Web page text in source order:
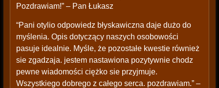
Pozdrawiam!” – Pan Łukasz
“Pani otylio odpowiedz błyskawiczna daje dużo do
myślenia. Opis dotyczący naszych osobowości
pasuje idealnie. Myśle, że pozostałe kwestie również
sie zgadzaja. jestem nastawiona pozytywnie chodz
pewne wiadomości ciężko sie przyjmuje.
Wszystkiego dobrego z całego serca. pozdrawiam.” –